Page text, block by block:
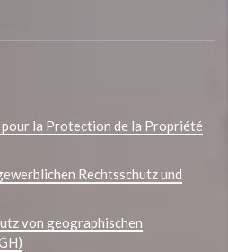
la Protection de la Propriété
Rechtsschutz und
von geographischen